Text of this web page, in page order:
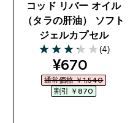
コッド リバー オイル
（タラの肝油） ソフト
ジェルカプセル
3.25 out of 5 stars
(4)
discounted
¥670‎
通常価格 ￥1,540‎
割引 ￥870‎